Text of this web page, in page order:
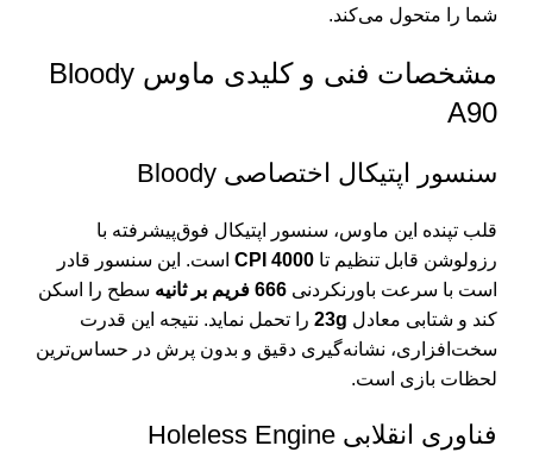
شما را متحول می‌کند.
مشخصات فنی و کلیدی ماوس Bloody
A90
سنسور اپتیکال اختصاصی Bloody
قلب تپنده این ماوس، سنسور اپتیکال فوق‌پیشرفته با
رزولوشن قابل تنظیم تا 4000 CPI
است. این سنسور قادر
است با سرعت باورنکردنی 666 فریم بر ثانیه
سطح را اسکن
کند و شتابی معادل 23g را تحمل نماید. نتیجه این قدرت
سخت‌افزاری، نشانه‌گیری دقیق و بدون پرش در حساس‌ترین
لحظات بازی است.
فناوری انقلابی Holeless Engine